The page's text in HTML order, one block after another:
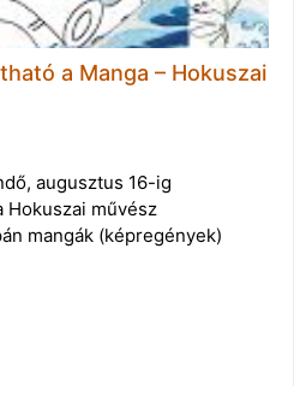
a Manga – Hokuszai
augusztus 16-ig
Hokuszai művész
mangák (képregények)